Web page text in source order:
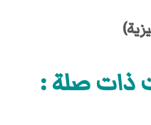
ذات صلة :